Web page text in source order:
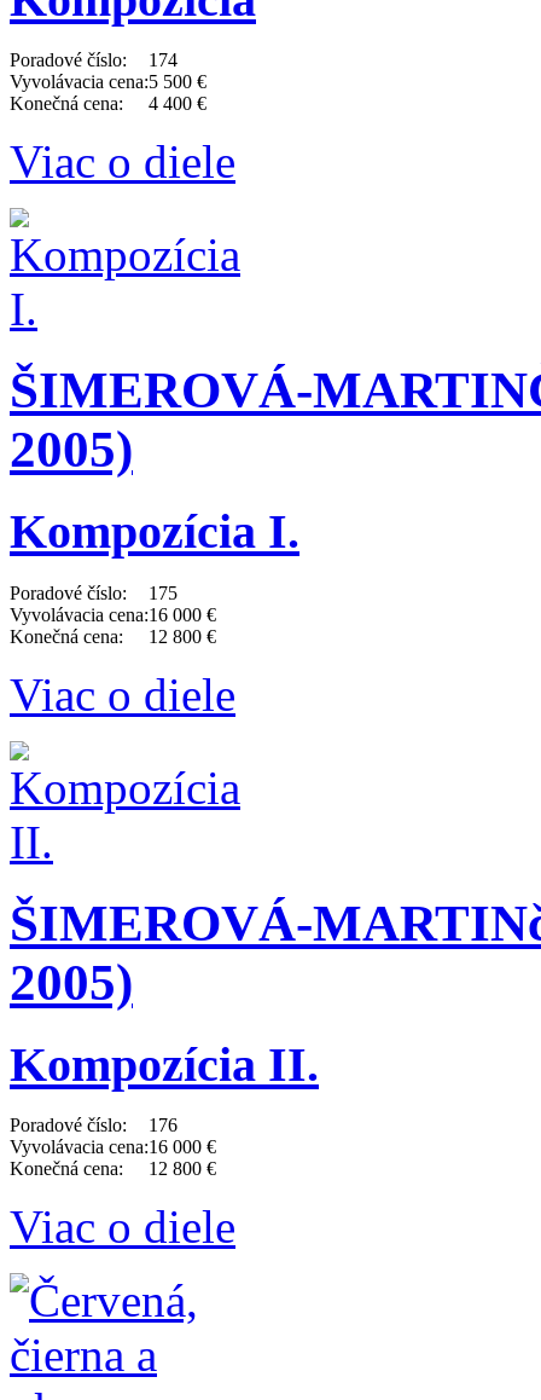
Poradové číslo:
174
Vyvolávacia cena:5 500 €
Konečná cena:
4 400 €
Viac o diele
ŠIMEROVÁ-
2005)
Kompozícia I.
Poradové číslo:
175
Vyvolávacia cena:16 000 €
Konečná cena:
12 800 €
Viac o diele
ŠIMEROVÁ-
2005)
Kompozícia II.
Poradové číslo:
176
Vyvolávacia cena:16 000 €
Konečná cena:
12 800 €
Viac o diele